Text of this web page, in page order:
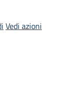
Vedi azioni